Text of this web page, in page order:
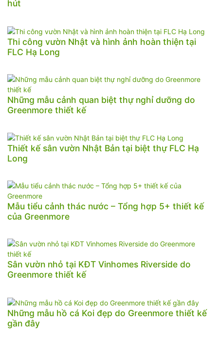
hút
Thi công vườn Nhật và hình ảnh hoàn thiện tại
FLC Hạ Long
Những mẫu cảnh quan biệt thự nghỉ dưỡng do
Greenmore thiết kế
Thiết kế sân vườn Nhật Bản tại biệt thự FLC Hạ
Long
Mẫu tiểu cảnh thác nước – Tổng hợp 5+ thiết kế
của Greenmore
Sân vườn nhỏ tại KĐT Vinhomes Riverside do
Greenmore thiết kế
Những mẫu hồ cá Koi đẹp do Greenmore thiết kế
gần đây